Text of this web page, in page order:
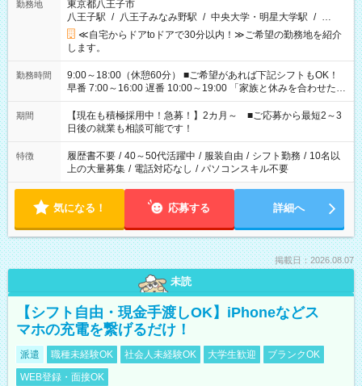
勤務地
東京都八王子市
八王子駅 / 八王子みなみ野駅 / 中央大学・明星大学駅 / …
≪自宅からドアtoドアで30分以内！≫ご希望の勤務地を紹介
します。
勤務時間
9:00～18:00（休憩60分） ■ご希望があれば下記シフトもOK！
早番 7:00～16:00 遅番 10:00～19:00 「家族と休みを合わせた
い」 「余裕を持って夕飯の準備がしたい」 「できれば残業はし
たくない」 など、ご希望を教えてくださいね。 ※Wワーク希望
の方へ 今ご覧のお仕事で希望する勤務時間と、もう1つのお仕事
の勤務時間。 合計で週40時間を超える場合は応募できません。
期間
【現在も積極採用中！急募！】2カ月～ ■ご応募から最短2～3
日後の就業も相談可能です！
特徴 履歴書不要 / 40～50代活躍中 / 服装自由 / シフト勤務 / 10名以
上の大量募集 / 電話対応なし / パソコンスキル不要
気になる！ 応募する 詳細へ
掲載日：2026.08.07
未読
【シフト自由・現金手渡しOK】iPhoneなどス
マホの充電を繋げるだけ！
派遣 職種未経験OK 社会人未経験OK 大学生歓迎
ブランクOK
WEB登録・面接OK